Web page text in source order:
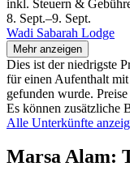
inkl. Steuern &
8. Sept.–9. Sept.
Wadi Sabarah Lodge
Mehr anzeigen
Dies ist der niedrigste
für einen Aufenthalt
gefunden wurde.
Es können zusätzliche
Alle Unterkünfte
Marsa Alam: